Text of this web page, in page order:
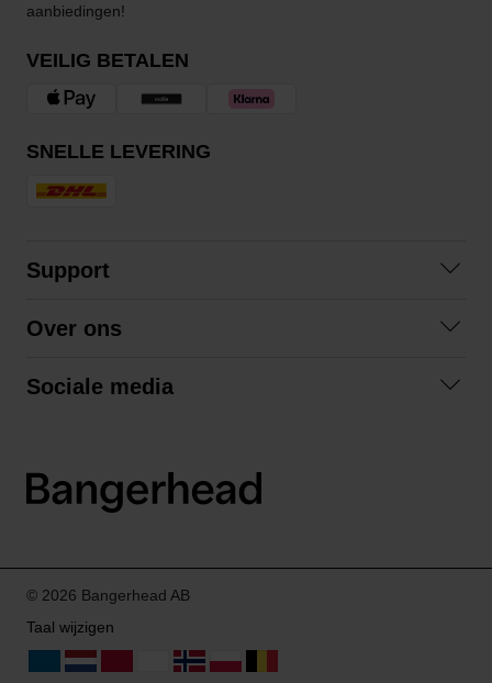
aanbiedingen!
VEILIG BETALEN
SNELLE LEVERING
Support
Retourneren
Over ons
Sociale media
LinkedIn
© 2026 Bangerhead AB
Taal wijzigen